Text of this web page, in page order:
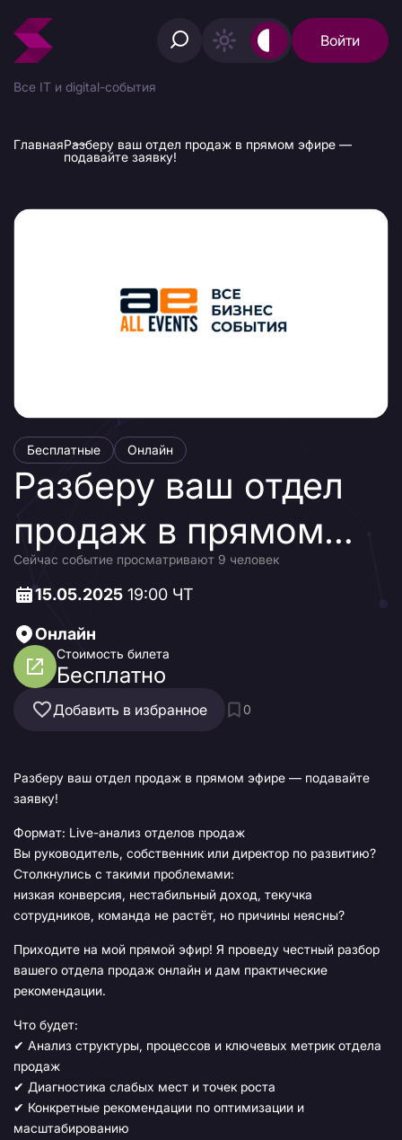
Войти
Все IT и digital-события
ГлавнаяРазберу ваш отдел продаж в прямом эфире —
подавайте заявку!
Бесплатные Онлайн
Разберу ваш отдел
продаж в прямом
эфире — подавайте
заявку!
Сейчас событие просматривают 9 человек
15.05.2025 19:00 ЧТ
Онлайн
Стоимость билета
Бесплатно
Добавить в избранное 0
Разберу ваш отдел продаж в прямом эфире — подавайте
заявку!
Формат: Live-анализ отделов продаж
Вы руководитель, собственник или директор по развитию?
Столкнулись с такими проблемами:
низкая конверсия, нестабильный доход, текучка
сотрудников, команда не растёт, но причины неясны?
Приходите на мой прямой эфир! Я проведу честный разбор
вашего отдела продаж онлайн и дам практические
рекомендации.
Что будет:
✔ Анализ структуры, процессов и ключевых метрик отдела
продаж
✔ Диагностика слабых мест и точек роста
✔ Конкретные рекомендации по оптимизации и
масштабированию